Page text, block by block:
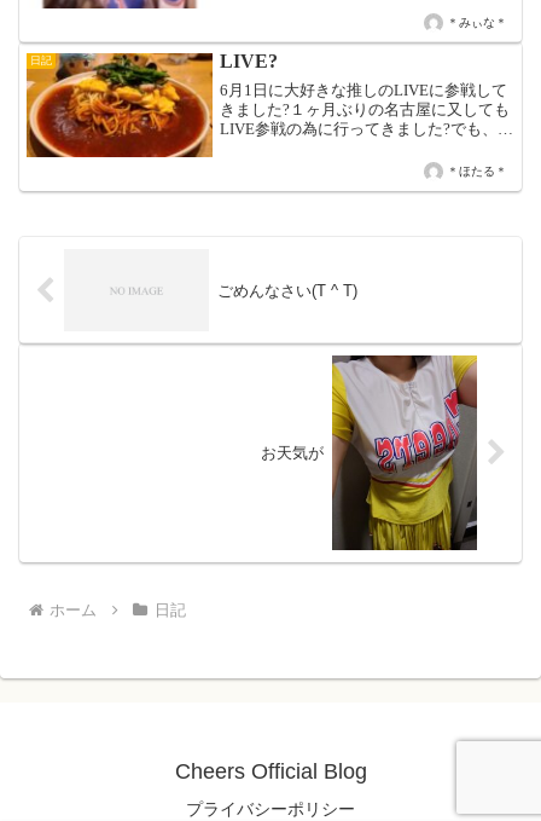
でいてます！おまちしてます♡♡ みぃな
＊みぃな＊
日記 LIVE?
6月1日に大好きな推しのLIVEに参戦して
きました?１ヶ月ぶりの名古屋に又しても
LIVE参戦の為に行ってきました?でも、今
たよ?ニラ玉あんかけスパめちゃくちゃ美
味かった?本日は15時〜21時迄です?
＊ほたる＊
ごめんなさい(T ^ T)
お天気が
ホーム 日記
Cheers Official Blog
プライバシーポリシー